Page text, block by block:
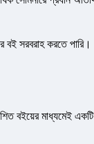
বই সরবরাহ করতে পারি।
বইয়ের মাধ্যমেই একটি